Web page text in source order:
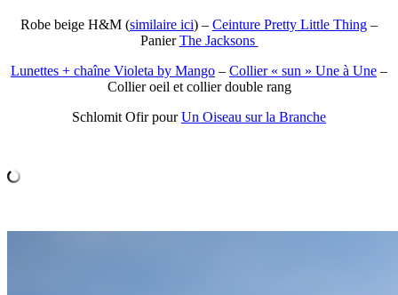
Robe beige H&M (similaire ici) – Ceinture Pretty Little Thing –
PanierThe Jacksons
Lunettes + chaîne Violeta by Mango – Collier « sun » Une à Une –
Collier oeil et collier double rang
Schlomit Ofir pourUn Oiseau sur la Branche